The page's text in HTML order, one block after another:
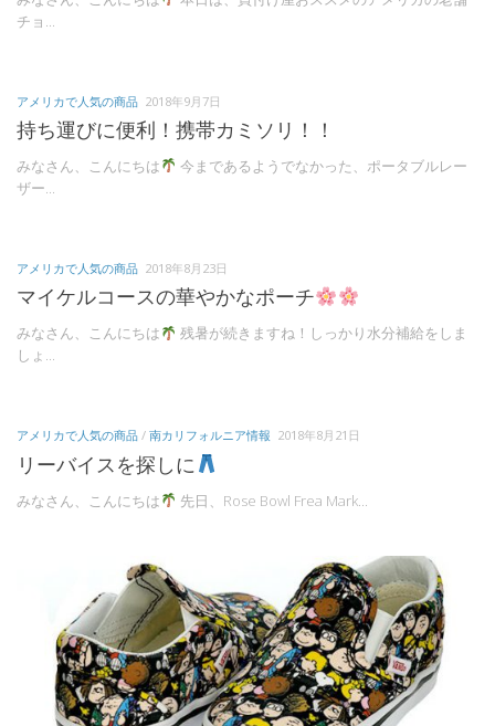
チョ...
アメリカで人気の商品 2018年9月7日
持ち運びに便利！携帯カミソリ！！
みなさん、こんにちは
今まであるようでなかった、ポータブルレー
ザー...
アメリカで人気の商品 2018年8月23日
マイケルコースの華やかなポーチ
みなさん、こんにちは
残暑が続きますね！しっかり水分補給をしま
しょ...
アメリカで人気の商品 / 南カリフォルニア情報 2018年8月21日
リーバイスを探しに
みなさん、こんにちは 先日、Rose Bowl Frea Mark...